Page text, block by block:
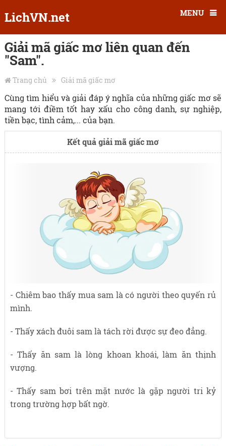
LichVN.net MENU
Giải mã giấc mơ liên quan đến
"Sam".
Trang chủ Giải mã giấc mơ
Cùng tìm hiểu và giải đáp ý nghĩa của những giấc mơ sẽ
mang tới điềm tốt hay xấu cho công danh, sự nghiệp,
tiền bạc, tình cảm,... của bạn.
Kết quả giải mã giấc mơ
- Chiêm bao thấy mua sam là có người theo quyến rủ
mình.
- Thấy xách đuôi sam là tách rời được sự đeo đẳng.
- Thấy ăn sam là lòng khoan khoái, làm ăn thịnh
vượng.
- Thấy sam bơi trên mặt nước là gặp người tri kỷ
trong trường hợp bất ngờ.